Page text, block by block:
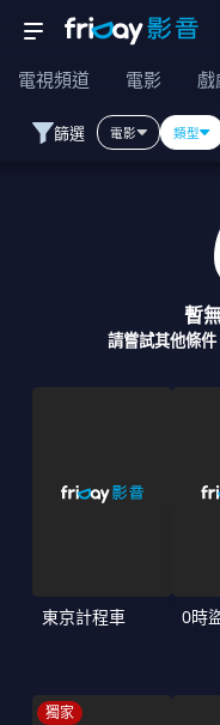
電視頻道 電影 戲
篩選 電影 類型
暫
請嘗試其他條
東京計程車 0時
獨家